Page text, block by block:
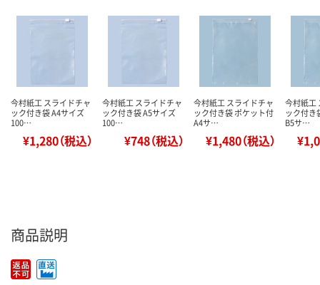
今村紙工 スライドチャ
ック付き袋 A4サイズ
100…
¥1,280（税込）
今村紙工 スライドチャ
ック付き袋 A5サイズ
100…
¥748（税込）
今村紙工 スライドチャ
ック付き袋 ポケット付
A4サ…
¥1,480（税込）
今村紙工
ック付き
B5サ…
商品説明